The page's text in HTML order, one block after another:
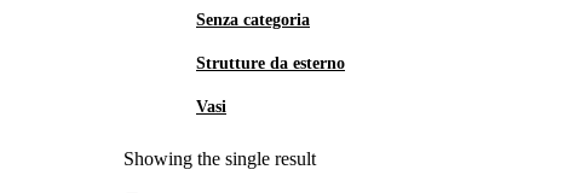
Showing the single result
Senza categoria
Strutture da esterno
Vasi